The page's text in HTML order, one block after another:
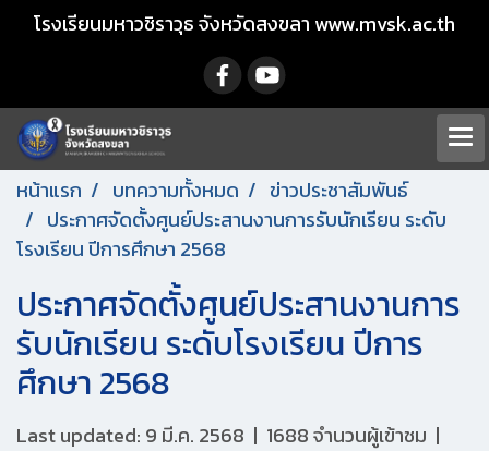
โรงเรียนมหาวชิราวุธ จังหวัดสงขลา www.mvsk.ac.th
หน้าแรก บทความทั้งหมด
ข่าวประชาสัมพันธ์
ประกาศจัดตั้งศูนย์ประสานงานการรับนักเรียน ระดับ
โรงเรียน ปีการศึกษา 2568
ประกาศจัดตั้งศูนย์ประสานงานการ
รับนักเรียน ระดับโรงเรียน ปีการ
ศึกษา 2568
Last updated: 9 มี.ค. 2568 | 1688 จำนวนผู้เข้าชม |